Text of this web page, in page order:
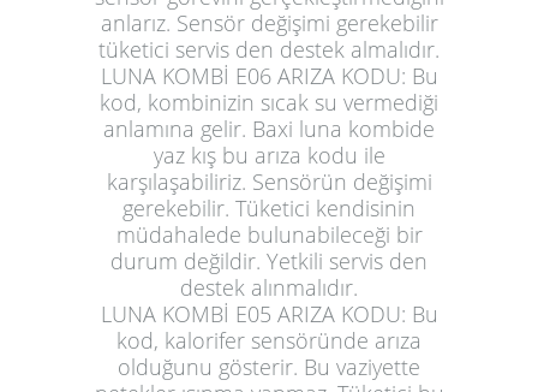
anlarız. Sensör değişimi gerekebilir
tüketici servis den destek almalıdır.
LUNA KOMBİ E06 ARIZA KODU: Bu
kod, kombinizin sıcak su vermediği
anlamına gelir. Baxi luna kombide
yaz kış bu arıza kodu ile
karşılaşabiliriz. Sensörün değişimi
gerekebilir. Tüketici kendisinin
müdahalede bulunabileceği bir
durum değildir. Yetkili servis den
destek alınmalıdır.
LUNA KOMBİ E05 ARIZA KODU: Bu
kod, kalorifer sensöründe arıza
olduğunu gösterir. Bu vaziyette